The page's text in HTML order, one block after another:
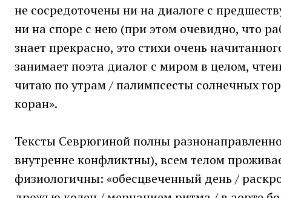
не сосредоточены ни на диалоге с
ни на споре с нею (при этом очевидно, что
знает прекрасно, это стихи очень
занимает поэта диалог с миром в целом,
читаю по утрам / палимпсесты солнечных
коран».
Тексты Севрюгиной полны
внутренне конфликтны), всем телом
физиологичны: «обесцвеченный день /